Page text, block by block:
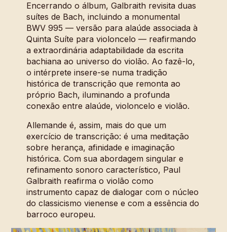
Encerrando o álbum, Galbraith revisita duas
suítes de Bach, incluindo a monumental
BWV 995 — versão para alaúde associada à
Quinta Suíte para violoncelo — reafirmando
a extraordinária adaptabilidade da escrita
bachiana ao universo do violão. Ao fazê-lo,
o intérprete insere-se numa tradição
histórica de transcrição que remonta ao
próprio Bach, iluminando a profunda
conexão entre alaúde, violoncelo e violão.
Allemande é, assim, mais do que um
exercício de transcrição: é uma meditação
sobre herança, afinidade e imaginação
histórica. Com sua abordagem singular e
refinamento sonoro característico, Paul
Galbraith reafirma o violão como
instrumento capaz de dialogar com o núcleo
do classicismo vienense e com a essência do
barroco europeu.